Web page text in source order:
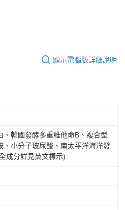
顯示電腦版詳細說明
、韓國發酵多重維他命B、複合型
、小分子玻尿酸、南太平洋海洋發
成分詳見英文標示)